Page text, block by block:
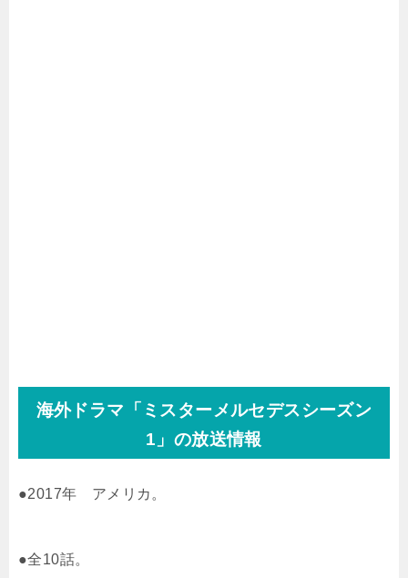
海外ドラマ「ミスターメルセデスシーズン
1」の放送情報
●2017年 アメリカ。
●全10話。